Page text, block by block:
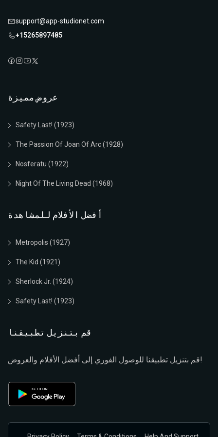
support@app-studionet.com
+15265897485
عروض مميزة
Safety Last! (1923)
The Passion Of Joan Of Arc (1928)
Nosferatu (1922)
Night Of The Living Dead (1968)
أفضل الأفلام للمشاهدة
Metropolis (1927)
The Kid (1921)
Sherlock Jr. (1924)
Safety Last! (1923)
قم بتنزيل تطبيقنا
قم بتنزيل تطبيقنا للوصول الفوري إلى أفضل الأفلام والعروض!